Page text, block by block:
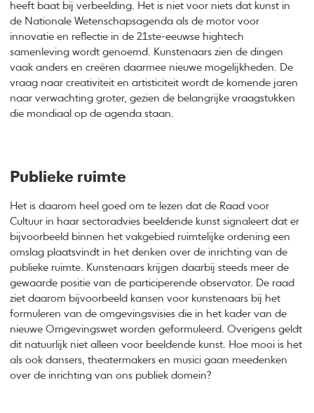
heeft baat bij verbeelding. Het is niet voor niets dat kunst in
de Nationale Wetenschapsagenda als de motor voor
innovatie en reflectie in de 21ste-eeuwse hightech
samenleving wordt genoemd. Kunstenaars zien de dingen
vaak anders en creëren daarmee nieuwe mogelijkheden. De
vraag naar creativiteit en artisticiteit wordt de komende jaren
naar verwachting groter, gezien de belangrijke vraagstukken
die mondiaal op de agenda staan.
Publieke ruimte
Het is daarom heel goed om te lezen dat de Raad voor
Cultuur in haar sectoradvies beeldende kunst signaleert dat er
bijvoorbeeld binnen het vakgebied ruimtelijke ordening een
omslag plaatsvindt in het denken over de inrichting van de
publieke ruimte. Kunstenaars krijgen daarbij steeds meer de
gewaarde positie van de participerende observator. De raad
ziet daarom bijvoorbeeld kansen voor kunstenaars bij het
formuleren van de omgevingsvisies die in het kader van de
nieuwe Omgevingswet worden geformuleerd. Overigens geldt
dit natuurlijk niet alleen voor beeldende kunst. Hoe mooi is het
als ook dansers, theatermakers en musici gaan meedenken
over de inrichting van ons publiek domein?